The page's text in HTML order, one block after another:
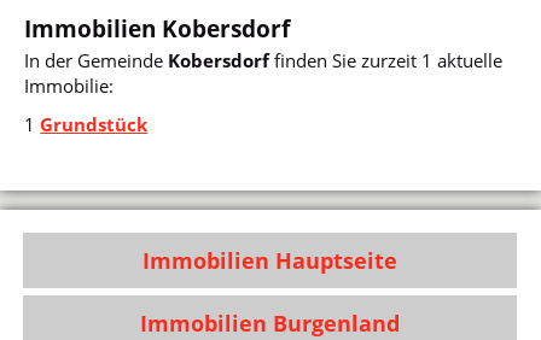
Immobilien Kobersdorf
In der Gemeinde Kobersdorffinden Sie zurzeit 1 aktuelle
Immobilie:
1Grundstück
Immobilien Hauptseite
Immobilien Burgenland